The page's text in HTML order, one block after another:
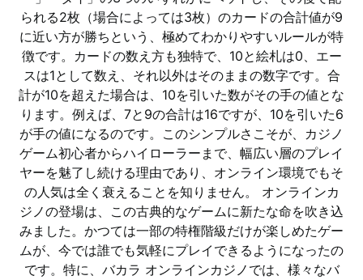
られる2枚（場合によっては3枚）のカードの合計値が9
に近い方が勝ちという、極めてわかりやすいルールが特
徴です。カードの数え方も独特で、10と絵札は0、エー
スは1として数え、それ以外はそのままの数字です。合
計が10を超えた場合は、10を引いた数がその手の値とな
ります。例えば、7と9の合計は16ですが、10を引いた6
が手の値になるのです。このシンプルさこそが、カジノ
ゲーム初心者からハイローラーまで、幅広い層のプレイ
ヤーを魅了し続ける理由であり、オンライン環境でもそ
の人気は全く衰えることを知りません。 オンラインカ
ジノの登場は、この古典的なゲームに新たな命を吹き込
みました。かつては一部の特権階級だけが楽しめたゲー
ムが、今では誰でも気軽にプレイできるようになったの
です。特に、バカラ オンラインカジノでは、様々なバ